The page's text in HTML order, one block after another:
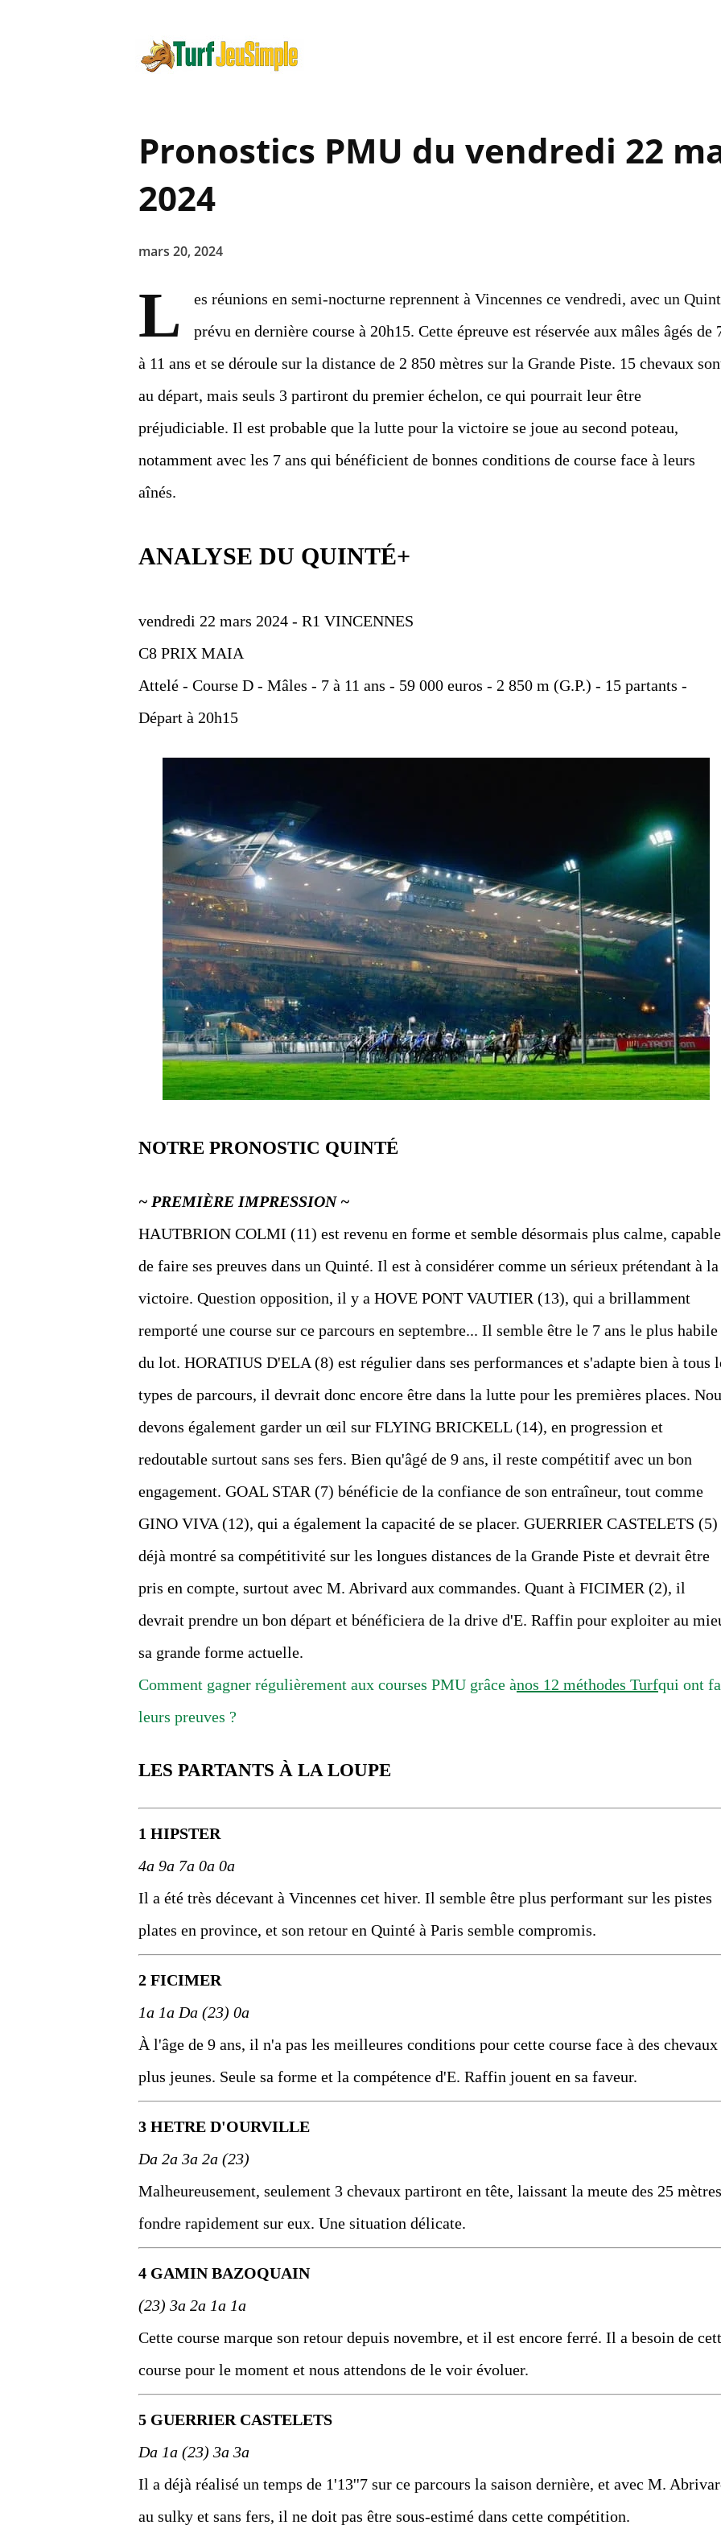
Pronostics PMU du vendredi 22
2024
mars 20, 2024
L
es réunions en semi-nocturne reprennent à Vincennes ce vendredi, avec un
prévu en dernière course à 20h15. Cette épreuve est réservée aux mâles âgés de
à 11 ans et se déroule sur la distance de 2 850 mètres sur la Grande Piste. 15 chevaux
au départ, mais seuls 3 partiront du premier échelon, ce qui pourrait leur être
préjudiciable. Il est probable que la lutte pour la victoire se joue au second poteau,
notamment avec les 7 ans qui bénéficient de bonnes conditions de course face à leurs
aînés.
ANALYSE DU QUINTÉ+
vendredi 22 mars 2024 - R1 VINCENNES
C8 PRIX MAIA
Attelé - Course D - Mâles - 7 à 11 ans - 59 000 euros - 2 850 m (G.P.) - 15 partants -
Départ à 20h15
NOTRE PRONOSTIC QUINTÉ
~ PREMIÈRE IMPRESSION ~
HAUTBRION COLMI (11) est revenu en forme et semble désormais plus calme, capable
de faire ses preuves dans un Quinté. Il est à considérer comme un sérieux prétendant à la
victoire. Question opposition, il y a HOVE PONT VAUTIER (13), qui a brillamment
remporté une course sur ce parcours en septembre... Il semble être le 7 ans le plus habile
du lot. HORATIUS D'ELA (8) est régulier dans ses performances et s'adapte bien à tous
types de parcours, il devrait donc encore être dans la lutte pour les premières places.
devons également garder un œil sur FLYING BRICKELL (14), en progression et
redoutable surtout sans ses fers. Bien qu'âgé de 9 ans, il reste compétitif avec un bon
engagement. GOAL STAR (7) bénéficie de la confiance de son entraîneur, tout comme
GINO VIVA (12), qui a également la capacité de se placer. GUERRIER CASTELETS (5)
déjà montré sa compétitivité sur les longues distances de la Grande Piste et devrait être
pris en compte, surtout avec M. Abrivard aux commandes. Quant à FICIMER (2), il
devrait prendre un bon départ et bénéficiera de la drive d'E. Raffin pour exploiter au
sa grande forme actuelle.
Comment gagner régulièrement aux courses PMU grâce ànos 12 méthodes Turfqui ont
leurs preuves ?
LES PARTANTS À LA LOUPE
1 HIPSTER
4a 9a 7a 0a 0a
Il a été très décevant à Vincennes cet hiver. Il semble être plus performant sur les pistes
plates en province, et son retour en Quinté à Paris semble compromis.
2 FICIMER
1a 1a Da (23) 0a
À l'âge de 9 ans, il n'a pas les meilleures conditions pour cette course face à des chevaux
plus jeunes. Seule sa forme et la compétence d'E. Raffin jouent en sa faveur.
3 HETRE D'OURVILLE
Da 2a 3a 2a (23)
Malheureusement, seulement 3 chevaux partiront en tête, laissant la meute des 25 mètres
fondre rapidement sur eux. Une situation délicate.
4 GAMIN BAZOQUAIN
(23) 3a 2a 1a 1a
Cette course marque son retour depuis novembre, et il est encore ferré. Il a besoin de
course pour le moment et nous attendons de le voir évoluer.
5 GUERRIER CASTELETS
Da 1a (23) 3a 3a
Il a déjà réalisé un temps de 1'13''7 sur ce parcours la saison dernière, et avec M.
au sulky et sans fers, il ne doit pas être sous-estimé dans cette compétition.